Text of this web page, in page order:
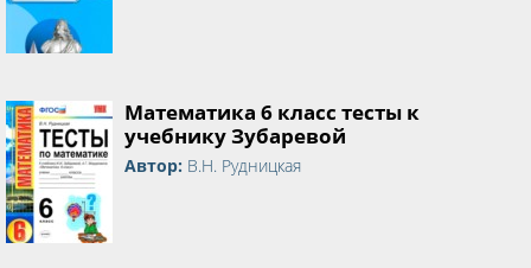
Математика 6 класс тесты к
учебнику Зубаревой
Автор: В.Н. Рудницкая